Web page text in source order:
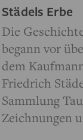
Städels Erbe
Die
begann vor
dem
Friedrich
Sammlung
Zeichnungen